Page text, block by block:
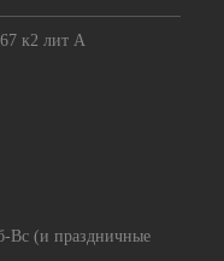
67 к2 лит А
Вс (и праздничные